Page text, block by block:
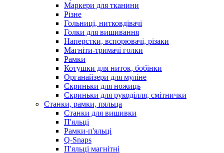
Маркери для тканини
Різне
Гольниці, нитковдівачі
Голки для вишивання
Наперстки, вспорювачі, різаки
Магніти-тримачі голки
Рамки
Котушки для ниток, бобінки
Органайзери для муліне
Скриньки для ножиць
Скриньки для рукоділля, смітнички
Станки, рамки, пяльца
Станки для вишивки
П'яльці
Рамки-п'яльці
Q-Snaps
П'яльці магнітні